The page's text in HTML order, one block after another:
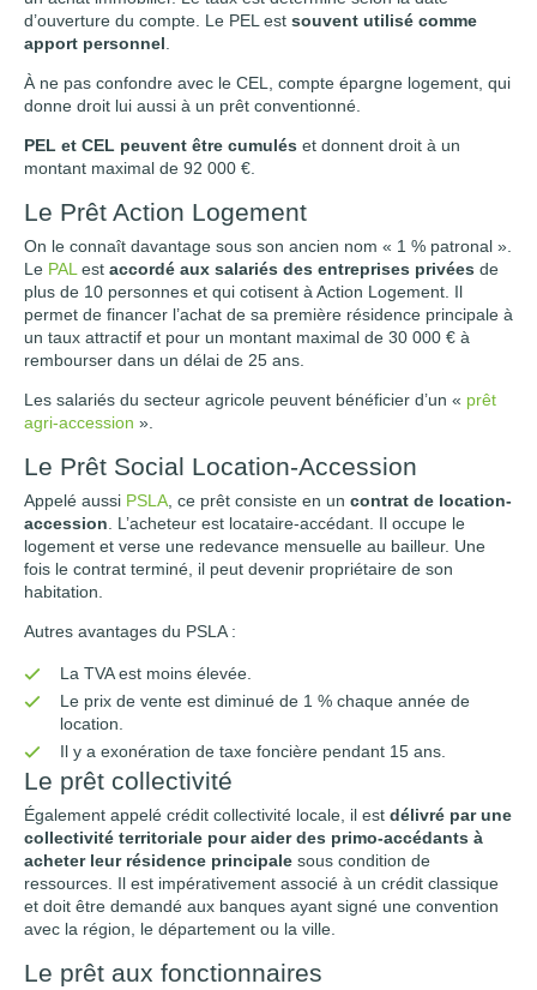
d’ouverture du compte. Le PEL est souvent utilisé comme
apport personnel
À ne pas confondre avec le CEL, compte épargne logement, qui
donne droit lui aussi à un prêt conventionné.
PEL et CEL peuvent être cumulés et donnent droit à un
montant maximal de 92 000 €.
Le Prêt Action Logement
On le connaît davantage sous son ancien nom « 1 % patronal ».
Le PAL est accordé aux salariés des entreprises privées de
plus de 10 personnes et qui cotisent à Action Logement. Il
permet de financer l’achat de sa première résidence principale à
un taux attractif et pour un montant maximal de 30 000 € à
rembourser dans un délai de 25 ans.
Les salariés du secteur agricole peuvent bénéficier d’un « prêt
agri-accession ».
Le Prêt Social Location-Accession
Appelé aussi PSLA , ce prêt consiste en un contrat de location-
accession . L’acheteur est locataire-accédant. Il occupe le
logement et verse une redevance mensuelle au bailleur. Une
fois le contrat terminé, il peut devenir propriétaire de son
habitation.
Autres avantages du PSLA :
La TVA est moins élevée.
Le prix de vente est diminué de 1 % chaque année de
location.
Il y a exonération de taxe foncière pendant 15 ans.
Le prêt collectivité
Également appelé crédit collectivité locale, il est délivré par une
collectivité territoriale pour aider des primo-accédants à
acheter leur résidence principale sous condition de
ressources. Il est impérativement associé à un crédit classique
et doit être demandé aux banques ayant signé une convention
avec la région, le département ou la ville.
Le prêt aux fonctionnaires